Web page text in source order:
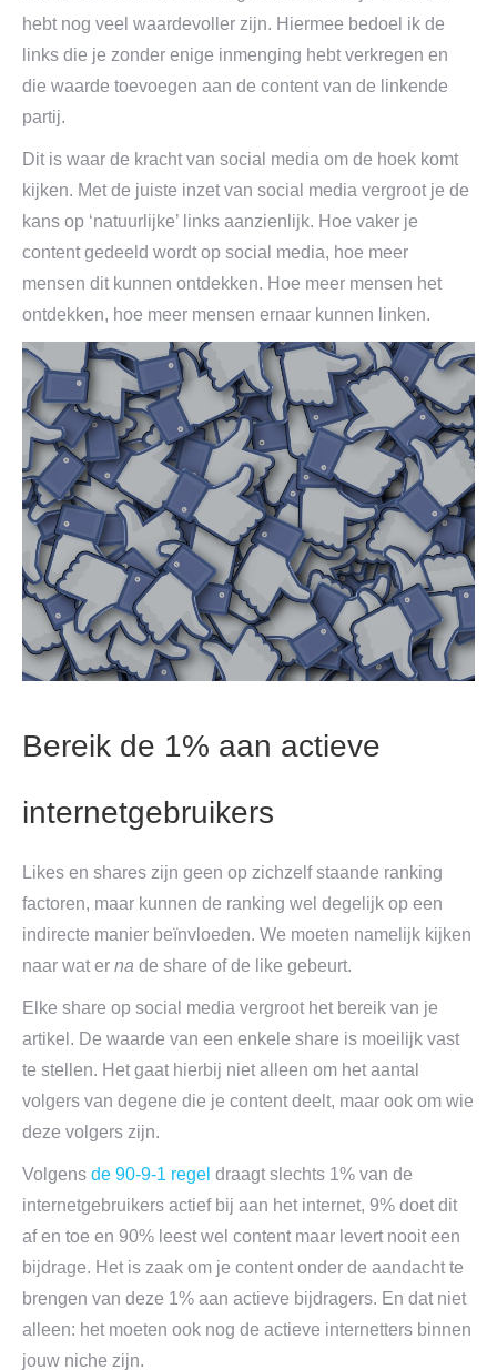
hebt nog veel waardevoller zijn. Hiermee bedoel ik de
links die je zonder enige inmenging hebt verkregen en
die waarde toevoegen aan de content van de linkende
partij.
Dit is waar de kracht van social media om de hoek komt
kijken. Met de juiste inzet van social media vergroot je de
kans op ‘natuurlijke’ links aanzienlijk. Hoe vaker je
content gedeeld wordt op social media, hoe meer
mensen dit kunnen ontdekken. Hoe meer mensen het
ontdekken, hoe meer mensen ernaar kunnen linken.
Bereik de 1% aan actieve
internetgebruikers
Likes en shares zijn geen op zichzelf staande ranking
factoren, maar kunnen de ranking wel degelijk op een
indirecte manier beïnvloeden. We moeten namelijk kijken
naar wat er na de share of de like gebeurt.
Elke share op social media vergroot het bereik van je
artikel. De waarde van een enkele share is moeilijk vast
te stellen. Het gaat hierbij niet alleen om het aantal
volgers van degene die je content deelt, maar ook om wie
deze volgers zijn.
Volgens de 90-9-1 regel draagt slechts 1% van de
internetgebruikers actief bij aan het internet, 9% doet dit
af en toe en 90% leest wel content maar levert nooit een
bijdrage. Het is zaak om je content onder de aandacht te
brengen van deze 1% aan actieve bijdragers. En dat niet
alleen: het moeten ook nog de actieve internetters binnen
jouw niche zijn.